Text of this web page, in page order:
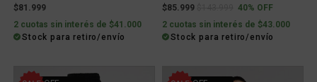
$81.999
2 cuotas sin interés de $41.000
Stock para retiro/envío
$85.999 Price reduced from
to40% OFF
2 cuotas sin interés de $43.000
Stock para retiro/envío